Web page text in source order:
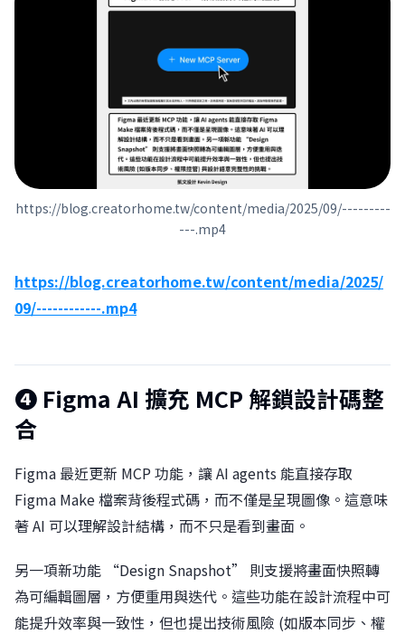
https://blog.creatorhome.tw/content/media/2025/09/---------
---.mp4
https://blog.creatorhome.tw/content/media/2025/
09/------------.mp4
❹ Figma AI 擴充 MCP 解鎖設計碼整
合
Figma 最近更新 MCP 功能，讓 AI agents 能直接存取
Figma Make 檔案背後程式碼，而不僅是呈現圖像。這意味
著 AI 可以理解設計結構，而不只是看到畫面。
另一項新功能 “Design Snapshot” 則支援將畫面快照轉
為可編輯圖層，方便重用與迭代。這些功能在設計流程中可
能提升效率與一致性，但也提出技術風險 (如版本同步、權